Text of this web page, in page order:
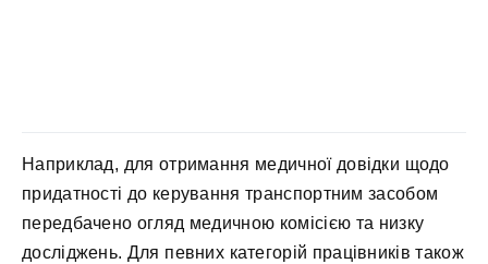
Наприклад, для отримання медичної довідки щодо
придатності до керування транспортним засобом
передбачено огляд медичною комісією та низку
досліджень. Для певних категорій працівників також